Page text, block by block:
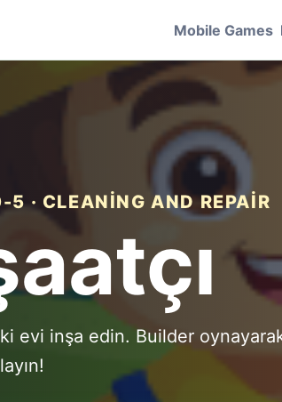
Mobile Games
5 · CLEANING AND REPAIR
evi inşa edin. Builder